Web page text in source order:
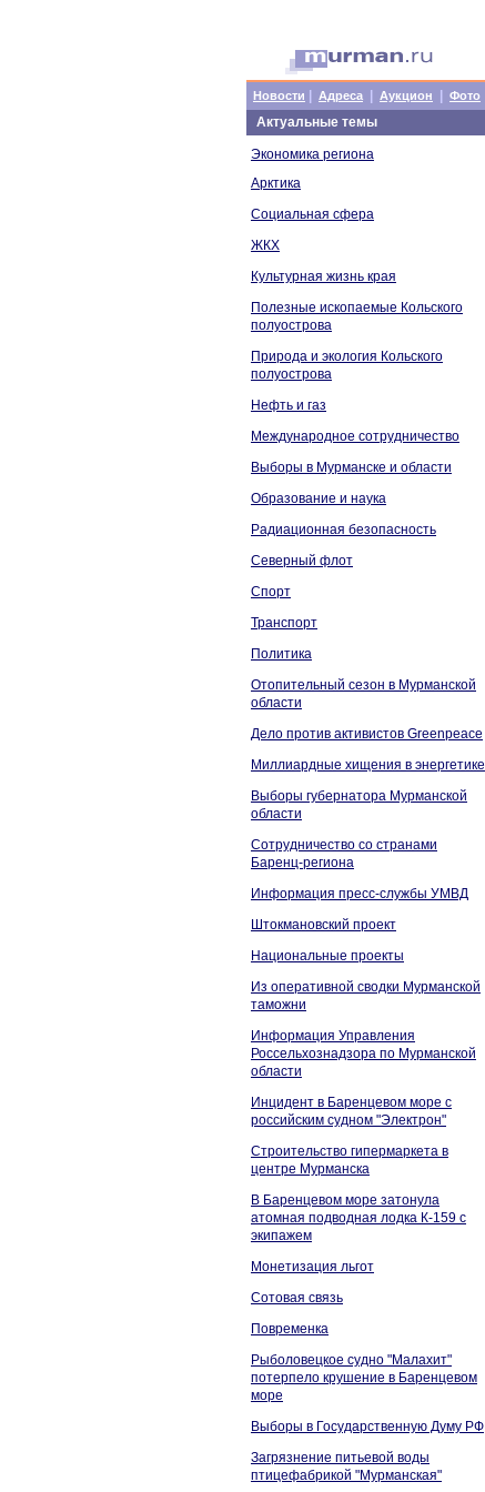
Новости Адреса Аукцион Фото
Актуальные темы
Экономика региона
Арктика
Социальная сфера
ЖКХ
Культурная жизнь края
Полезные ископаемые Кольского
полуострова
Природа и экология Кольского
полуострова
Нефть и газ
Международное сотрудничество
Выборы в Мурманске и области
Образование и наука
Радиационная безопасность
Северный флот
Спорт
Транспорт
Политика
Отопительный сезон в Мурманской
области
Дело против активистов Greenpeace
Миллиардные хищения в энергетике
Выборы губернатора Мурманской
области
Сотрудничество со странами
Баренц-региона
Информация пресс-службы УМВД
Штокмановский проект
Национальные проекты
Из оперативной сводки Мурманской
таможни
Информация Управления
Россельхознадзора по Мурманской
области
Инцидент в Баренцевом море с
российским судном "Электрон"
Строительство гипермаркета в
центре Мурманска
В Баренцевом море затонула
атомная подводная лодка К-159 с
экипажем
Монетизация льгот
Сотовая связь
Повременка
Рыболовецкое судно "Малахит"
потерпело крушение в Баренцевом
море
Выборы в Государственную Думу РФ
Загрязнение питьевой воды
птицефабрикой "Мурманская"